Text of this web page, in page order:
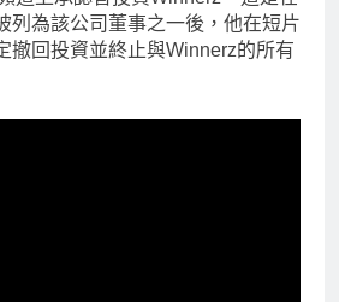
列為該公司董事之一後，他在短片
撤回投資並終止與Winnerz的所有